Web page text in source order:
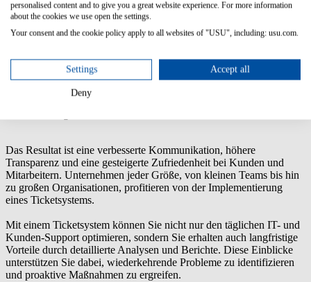
entwickelt wurde.
Ticketsysteme: Unser Fazit
bringen Struktur und Effizienz in den Support-Prozess und sorgen
dafür, dass keine Anfrage verloren geht. Durch die systematische
Erfassung, Kategorisierung und Priorisierung von Anfragen wird die
IT-Abteilung entlastet und kann damit schneller und gezielter auf
Das Resultat ist eine verbesserte Kommunikation, höhere
Transparenz und eine gesteigerte Zufriedenheit bei Kunden und
Mitarbeitern. Unternehmen jeder Größe, von kleinen Teams bis hin
zu großen Organisationen, profitieren von der Implementierung
eines Ticketsystems.
Mit einem Ticketsystem können Sie nicht nur den täglichen IT- und
Kunden-Support optimieren, sondern Sie erhalten auch langfristige
Vorteile durch detaillierte Analysen und Berichte. Diese Einblicke
unterstützen Sie dabei, wiederkehrende Probleme zu identifizieren
und proaktive Maßnahmen zu ergreifen.
personalised content and to give you a great website experience. For more information
about the cookies we use open the settings.
Your consent and the cookie policy apply to all websites of "USU", including: usu.com.
Settings Accept all
Deny